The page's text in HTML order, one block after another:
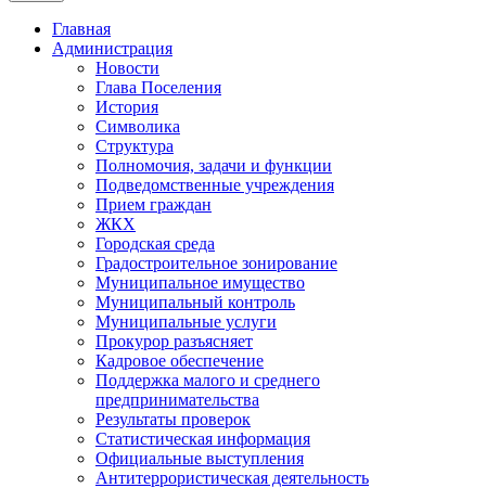
Главная
Администрация
Новости
Глава Поселения
История
Символика
Структура
Полномочия, задачи и функции
Подведомственные учреждения
Прием граждан
ЖКХ
Городская среда
Градостроительное зонирование
Муниципальное имущество
Муниципальный контроль
Муниципальные услуги
Прокурор разъясняет
Кадровое обеспечение
Поддержка малого и среднего
предпринимательства
Результаты проверок
Статистическая информация
Официальные выступления
Антитеррористическая деятельность